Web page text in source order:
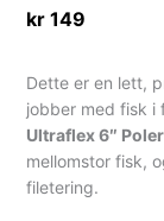
kr 149
Dette er en lett,
jobber med fisk
Ultraflex 6″
mellomstor fisk,
filetering.